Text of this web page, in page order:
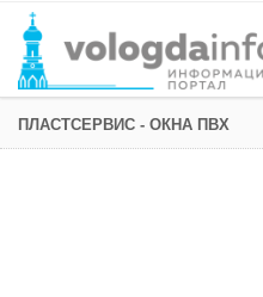
ПЛАСТСЕРВИС - ОКНА ПВХ